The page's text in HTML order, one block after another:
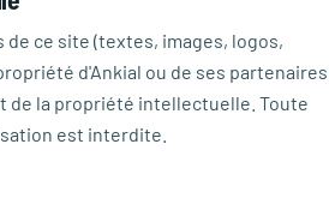
de ce site (textes, images, logos,
d'Ankial ou de ses partenaires
de la propriété intellectuelle. Toute
est interdite.